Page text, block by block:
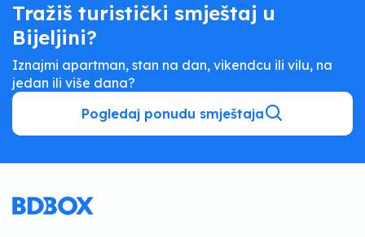
Tražiš turistički smještaj u
Bijeljini?
Iznajmi apartman, stan na dan, vikendcu ili vilu, na
jedan ili više dana?
Pogledaj ponudu smještaja